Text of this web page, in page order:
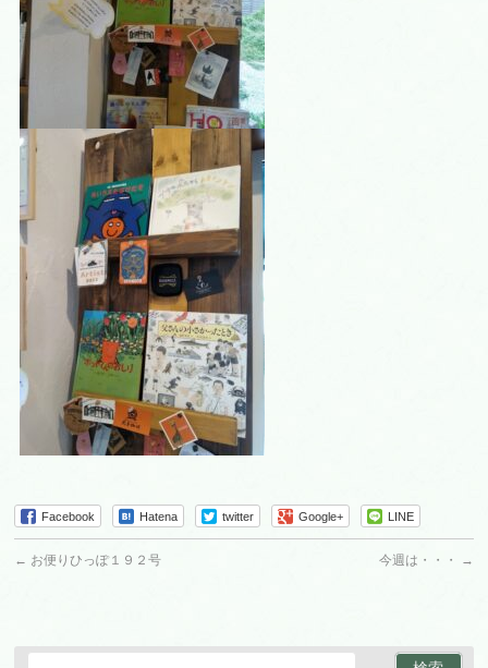
Facebook Hatena twitter Google+ LINE
← お便りひっぽ１９２号 今週は・・・ →